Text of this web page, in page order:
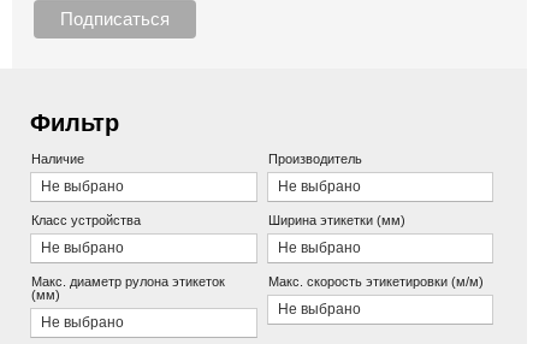
Фильтр
Наличие
Не выбрано
Производитель
Не выбрано
Класс устройства
Не выбрано
Ширина этикетки (мм)
Не выбрано
Макс. диаметр рулона этикеток
(мм)
Не выбрано
Макс. скорость этикетировки (м/м)
Не выбрано